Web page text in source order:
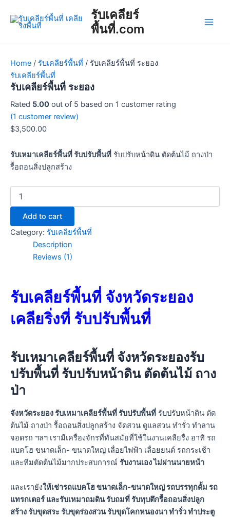
content
รับเคลียร์
พื้นที่.com
Home / รับเคลียร์พื้นที่ / รับเคลียร์พื้นที่ ระยอง
รับเคลียร์พื้นที่
รับเคลียร์พื้นที่ ระยอง
Rated 5.00 out of 5 based on 1 customer rating
(1 customer review)
$3,500.00
รับเหมาเคลียร์พื้นที่ รับปรับพื้นที่ รับปรับหน้าดิน ตัดต้นไม้ ถางป่า
รื้อถอนสิ่งปลูกสร้าง
เคลียร์
พื้นที่
Add to cart
Category: รับเคลียร์พื้นที่
Description
Reviews (1)
รับเคลียร์พื้นที่ จังหวัดระยอง
เคลียริ่งที่ รับปรับพื้นที่
รับเหมาเคลียร์พื้นที่ จังหวัดระยองรับ
ปรับพื้นที่ รับปรับหน้าดิน ตัดต้นไม้ ถาง
ป่า
จังหวัดระยอง รับเหมาเคลียร์พื้นที่ รับปรับพื้นที่ รับปรับหน้าดิน ตัด
ต้นไม้ ถางป่า รื้อถอนสิ่งปลูกสร้าง จัดสวน ดูแลสวน ทำรั่ว ทำลาน
จอดรถ ฯลฯ เรามีเครื่องจักรที่ทันสมัยที่ใช้ในงานเคลียรื่ง อาทิ รถ
แบคโฮ ขนาดเล็ก- ขนาดใหญ่ เลื่อยไฟฟ้า เลื่อยยนต์ รถกระเช้า
และทีมตัดต้นไม้มากประสบการณ์ รับงานเอง ไม่ผ่านนายหน้า
และเรายังให้เช่ารถแบคโฮ ขนาดเล็ก-ขนาดใหญ่ รถบรรทุกดั้ม รถ
แทรกเตอร์ และรับเหมาถมดิน รับถมที่ รับทุบตึกรื้อถอนสิ่งปลูก
สร้าง รับขุดสระ รับขุดร่องสวน รับขุดโคกหนองนา ทำรั่ว ทำประตู